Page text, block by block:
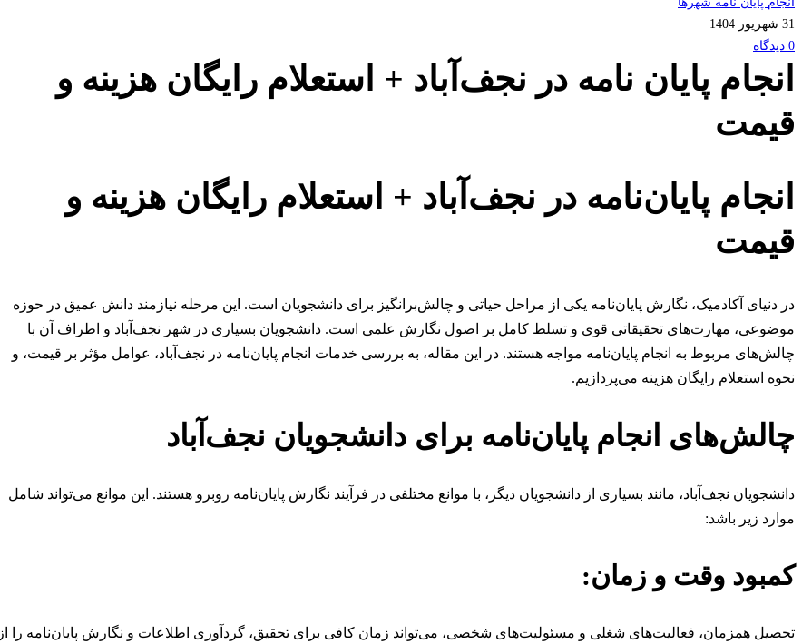
31 شهریور 1404
0 دیدگاه
انجام پایان نامه در نجف‌آباد + استعلام رایگان هزینه و
قیمت
انجام پایان‌نامه در نجف‌آباد + استعلام رایگان هزینه و
قیمت
در دنیای آکادمیک، نگارش پایان‌نامه یکی از مراحل حیاتی و چالش‌برانگیز برای دانشجویان است. این مرحله نیازمند دانش عمیق در حوزه
موضوعی، مهارت‌های تحقیقاتی قوی و تسلط کامل بر اصول نگارش علمی است. دانشجویان بسیاری در شهر نجف‌آباد و اطراف آن با
چالش‌های مربوط به انجام پایان‌نامه مواجه هستند. در این مقاله، به بررسی خدمات انجام پایان‌نامه در نجف‌آباد، عوامل مؤثر بر قیمت، و
نحوه استعلام رایگان هزینه می‌پردازیم.
چالش‌های انجام پایان‌نامه برای دانشجویان نجف‌آباد
دانشجویان نجف‌آباد، مانند بسیاری از دانشجویان دیگر، با موانع مختلفی در فرآیند نگارش پایان‌نامه روبرو هستند. این موانع می‌تواند شامل
موارد زیر باشد:
کمبود وقت و زمان:
تحصیل همزمان، فعالیت‌های شغلی و مسئولیت‌های شخصی، می‌تواند زمان کافی برای تحقیق، گردآوری اطلاعات و نگارش پایان‌نامه را از